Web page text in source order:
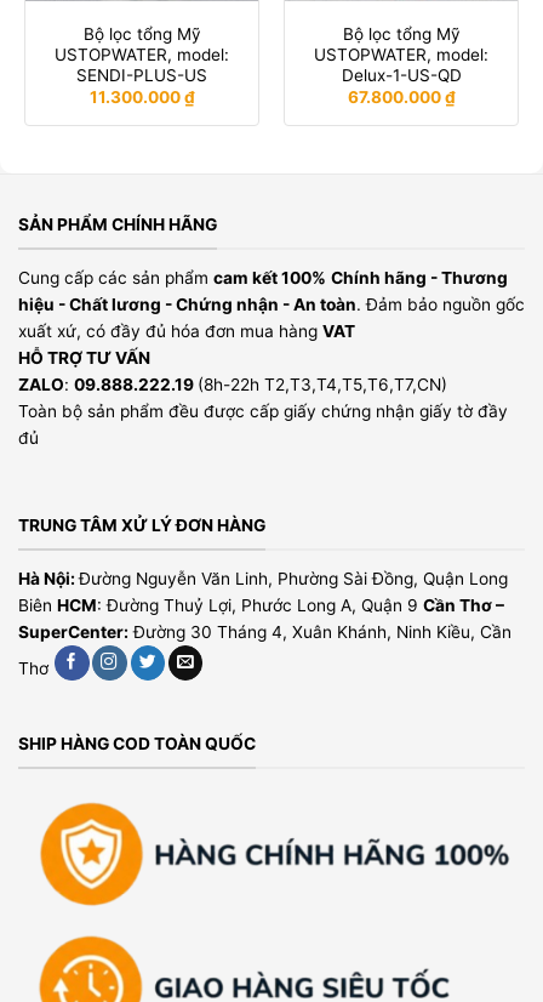
Bộ lọc tổng Mỹ
USTOPWATER, model:
SENDI-PLUS-US
11.300.000₫
Bộ lọc tổng Mỹ
USTOPWATER, model:
Delux-1-US-QD
67.800.000₫
SẢN PHẨM CHÍNH HÃNG
Cung cấp các sản phẩm cam kết 100% Chính hãng - Thương
hiệu - Chất lương - Chứng nhận - An toàn. Đảm bảo nguồn gốc
xuất xứ, có đầy đủ hóa đơn mua hàng VAT
HỖ TRỢ TƯ VẤN
ZALO: 09.888.222.19 (8h-22h T2,T3,T4,T5,T6,T7,CN)
Toàn bộ sản phẩm đều được cấp giấy chứng nhận giấy tờ đầy
đủ
TRUNG TÂM XỬ LÝ ĐƠN HÀNG
Hà Nội:Đường Nguyễn Văn Linh, Phường Sài Đồng, Quận Long
Biên HCM: Đường Thuỷ Lợi, Phước Long A, Quận 9 Cần Thơ –
SuperCenter: Đường 30 Tháng 4, Xuân Khánh, Ninh Kiều, Cần
Thơ
SHIP HÀNG COD TOÀN QUỐC